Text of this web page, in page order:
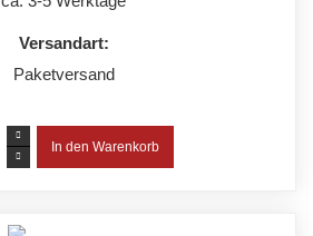
Versandart:
Paketversand